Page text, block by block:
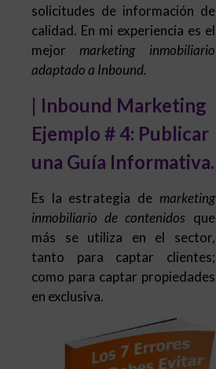
solicitudes de información de
calidad. En mi experiencia es el
mejor marketing inmobiliario
adaptado a Inbound.
| Inbound Marketing
Ejemplo # 4: Publicar
una Guía Informativa.
Es la estrategia de marketing
inmobiliario de contenidos que
más se utiliza en el sector,
tanto para captar clientes;
como para captar propiedades
en exclusiva.